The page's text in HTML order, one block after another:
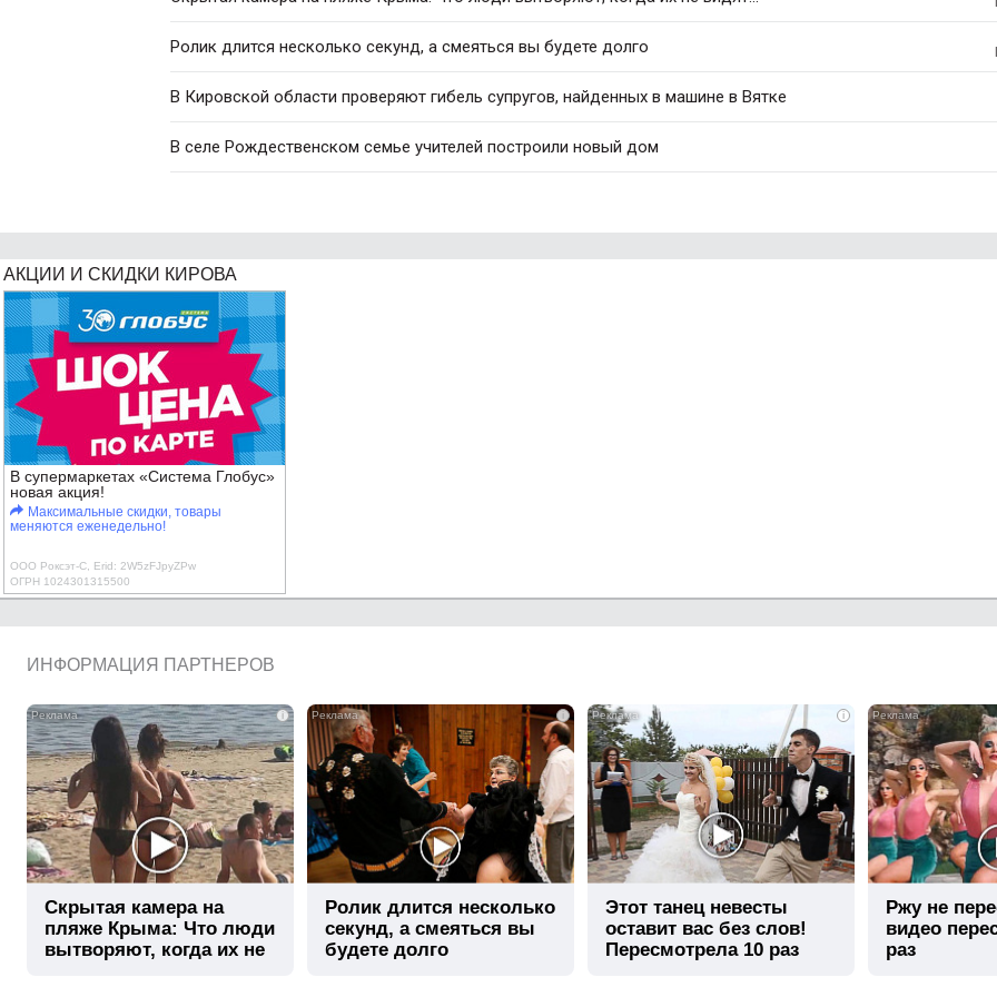
Ролик длится несколько секунд, а смеяться вы будете долго
В Кировской области проверяют гибель супругов, найденных в машине в Вятке
В селе Рождественском семье учителей построили новый дом
АКЦИИ И СКИДКИ КИРОВА
В супермаркетах «Система Глобус»
новая акция!
Максимальные скидки, товары
меняются еженедельно!
ООО Роксэт-С, Erid: 2W5zFJpyZPw
ОГРН 1024301315500
ИНФОРМАЦИЯ ПАРТНЕРОВ
i
Скрытая камера на
пляже Крыма: Что люди
вытворяют, когда их не
i
Ролик длится несколько
секунд, а смеяться вы
будете долго
i
Этот танец невесты
оставит вас без слов!
Пересмотрела 10 раз
Ржу не
видео
раз